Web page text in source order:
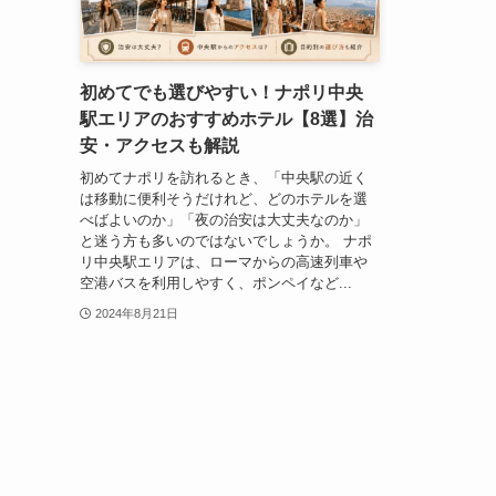
初めてでも選びやすい！ナポリ中央
駅エリアのおすすめホテル【8選】治
安・アクセスも解説
初めてナポリを訪れるとき、「中央駅の近く
は移動に便利そうだけれど、どのホテルを選
べばよいのか」「夜の治安は大丈夫なのか」
と迷う方も多いのではないでしょうか。 ナポ
リ中央駅エリアは、ローマからの高速列車や
空港バスを利用しやすく、ポンペイなど...
2024年8月21日